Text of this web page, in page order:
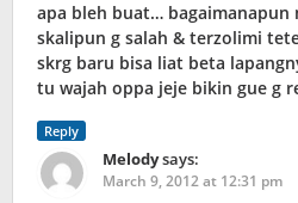
apa bleh buat… bagaimanapun
skalipun g salah & terzolimi
skrg baru bisa liat beta
tu wajah oppa jeje bikin gue g
Reply
Melodysays:
March 9, 2012 at 12:31 pm